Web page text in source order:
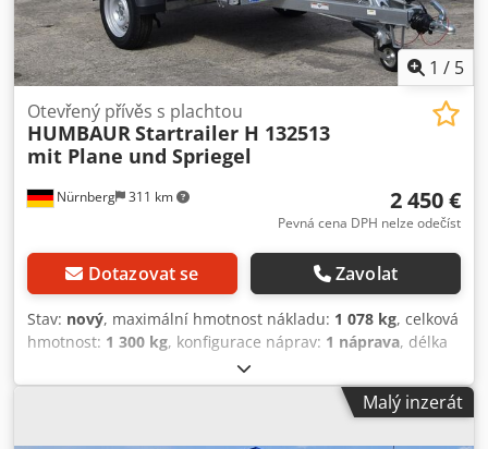
1 / 5
Nürnberg 311 km
Otevřený přívěs s plachtou
HUMBAURStartrailer H 132513
mit Plane und Spriegel
2 450 €
Pevná cena DPH nelze odečíst
Dotazovat se Zavolat
Stav: nový, maximální hmotnost nákladu: 1 078 kg, celková
hmotnost: 1 300 kg, konfigurace náprav: 1 náprava, délka
, šířka ložného prostoru:
výška ložného prostoru:300 mm, celková délka:3 765 mm,
830 mm, Rok
Malý inzerát